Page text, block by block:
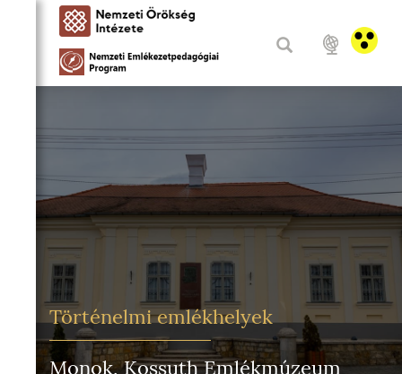
Történelmi emlékhelyek
Monok, Kossuth Emlékmúzeum